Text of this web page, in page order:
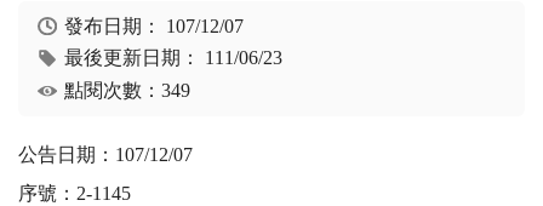
發布日期： 107/12/07
最後更新日期： 111/06/23
點閱次數：349
公告日期：107/12/07
序號：2-1145